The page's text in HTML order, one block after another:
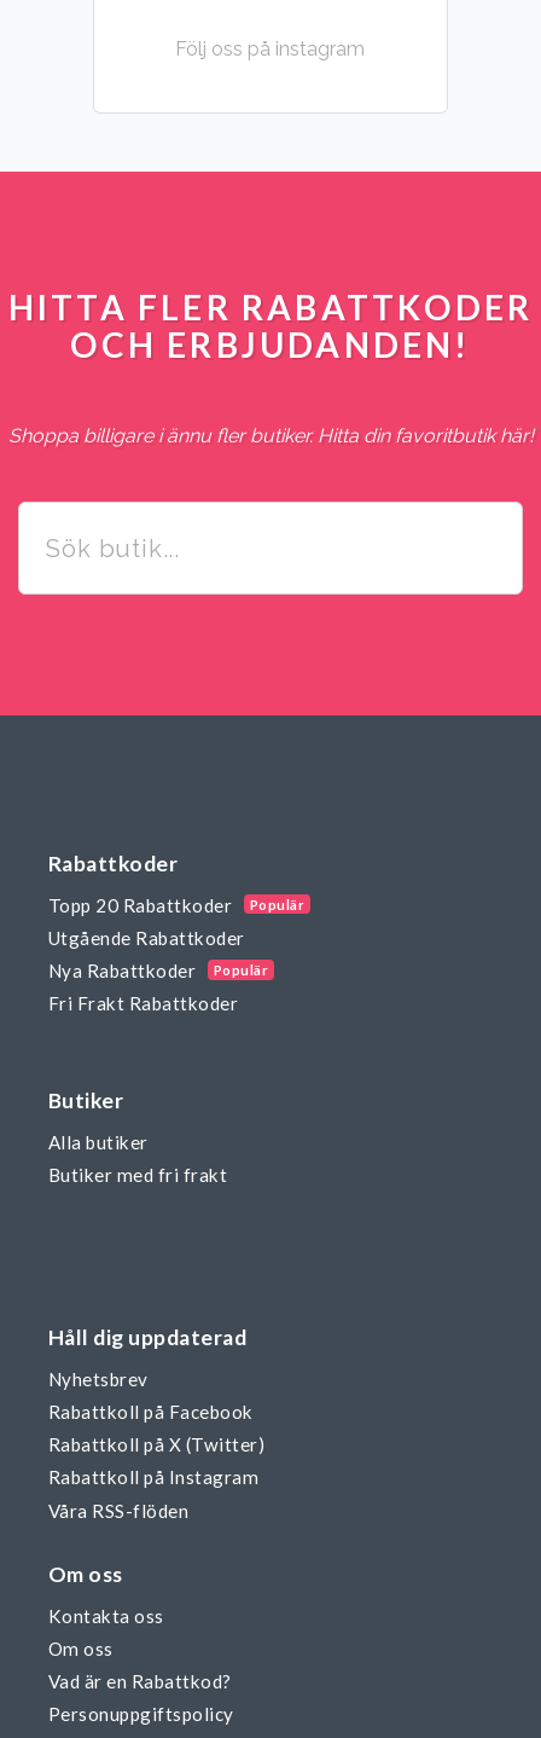
Följ oss på instagram
HITTA FLER RABATTKODER
OCH ERBJUDANDEN!
Shoppa billigare i ännu fler butiker. Hitta din favoritbutik här!
Rabattkoder
Topp 20 Rabattkoder Populär
Utgående Rabattkoder
Nya Rabattkoder
Populär
Fri Frakt Rabattkoder
Butiker
Alla butiker
Butiker med fri frakt
Håll dig uppdaterad
Nyhetsbrev
Rabattkoll på Facebook
Rabattkoll på X (Twitter)
Rabattkoll på Instagram
Våra RSS-flöden
Om oss
Kontakta oss
Om oss
Vad är en Rabattkod?
Personuppgiftspolicy